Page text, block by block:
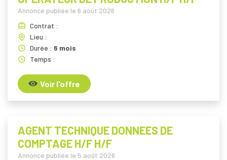
Annonce publiée le 6 août 2026
Contrat :
Lieu :
Durée : 6 mois
Temps :
Voir l'offre
AGENT TECHNIQUE DONNEES DE
COMPTAGE H/F H/F
Annonce publiée le 5 août 2026